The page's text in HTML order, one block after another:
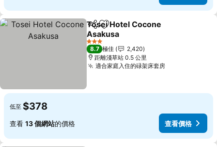
分享 放到收藏夾
Tosei Hotel Cocone
Asakusa
3 星級
8.7 極佳
2,420
距離淺草站 0.5 公里
適合家庭入住的碌架床套房
低至 $378
查看 13 個網站的價格 查看價格